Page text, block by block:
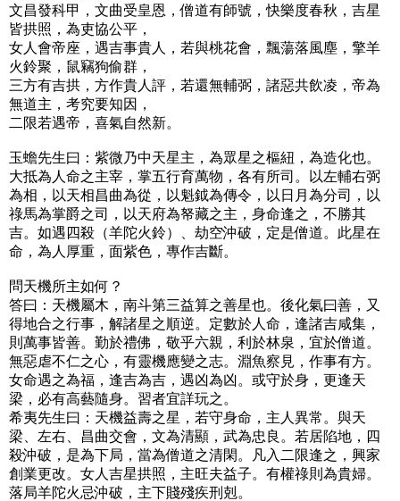
文昌發科甲，文曲受皇恩，僧道有師號，快樂度春秋，吉星
皆拱照，為吏協公平，
女人會帝座，遇吉事貴人，若與桃花會，飄蕩落風塵，擎羊
火鈴聚，鼠竊狗偷群，
三方有吉拱，方作貴人評，若還無輔弼，諸惡共飲凌，帝為
無道主，考究要知因，
二限若遇帝，喜氣自然新。
玉蟾先生曰：紫微乃中天星主，為眾星之樞紐，為造化也。
大抵為人命之主宰，掌五行育萬物，各有所司。以左輔右弼
為相，以天相昌曲為從，以魁鉞為傳令，以日月為分司，以
祿馬為掌爵之司，以天府為帑藏之主，身命逢之，不勝其
吉。如遇四殺（羊陀火鈴）、劫空沖破，定是僧道。此星在
命，為人厚重，面紫色，專作吉斷。
問天機所主如何？
答曰：天機屬木，南斗第三益算之善星也。後化氣曰善，又
得地合之行事，解諸星之順逆。定數於人命，逢諸吉咸集，
則萬事皆善。勤於禮佛，敬乎六親，利於林泉，宜於僧道。
無惡虐不仁之心，有靈機應變之志。淵魚察見，作事有方。
女命遇之為福，逢吉為吉，遇凶為凶。或守於身，更逢天
梁，必有高藝隨身。習者宜詳玩之。
希夷先生曰：天機益壽之星，若守身命，主人異常。與天
梁、左右、昌曲交會，文為清顯，武為忠良。若居陷地，四
殺沖破，是為下局，當為僧道之清閑。凡入二限逢之，興家
創業更改。女人吉星拱照，主旺夫益子。有權祿則為貴婦。
落局羊陀火忌沖破，主下賤殘疾刑剋。